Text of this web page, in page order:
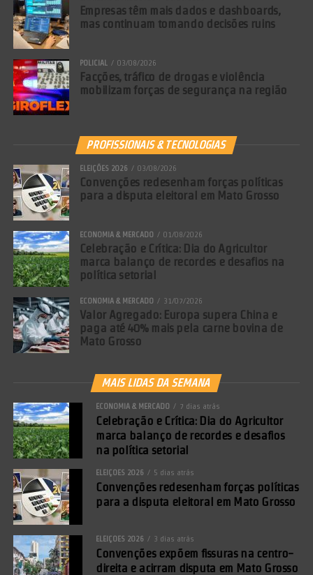
Comentários Facebook
Empresas têm mais dados e dashboards,
mas continuam tomando decisões ruins
POLICIAL 03/08/2026
Facções, tráfico de drogas e violência
mobilizam forças de segurança na região
PROFISSIONAIS & TECNOLOGIAS
ELEIÇÕES 2026 03/08/2026
Convenções redesenham forças políticas
para a disputa eleitoral em Mato Grosso
ECONOMIA & MERCADO 01/08/2026
Celebração e Crítica: Dia do Agricultor
marca balanço de recordes e desafios na
política setorial
ECONOMIA & MERCADO 31/07/2026
Valor Agregado: Europa supera China e
paga até 40% mais pela carne bovina de
Mato Grosso
MAIS LIDAS DA SEMANA
ECONOMIA & MERCADO 7 dias atrás
Celebração e Crítica: Dia do Agricultor
marca balanço de recordes e desafios
na política setorial
ELEIÇÕES 2026 5 dias atrás
Convenções redesenham forças políticas
para a disputa eleitoral em Mato Grosso
ELEIÇÕES 2026 3 dias atrás
Convenções expõem fissuras na centro-
direita e acirram disputa em Mato Grosso